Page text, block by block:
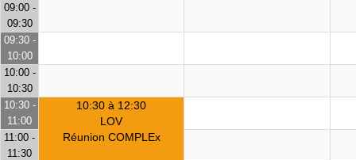
09:00 -
09:30
09:30 -
10:00
10:00 -
10:30
10:30 -
11:00
10:30 à 12:30
LOV
Réunion COMPLEx
11:00 -
11:30